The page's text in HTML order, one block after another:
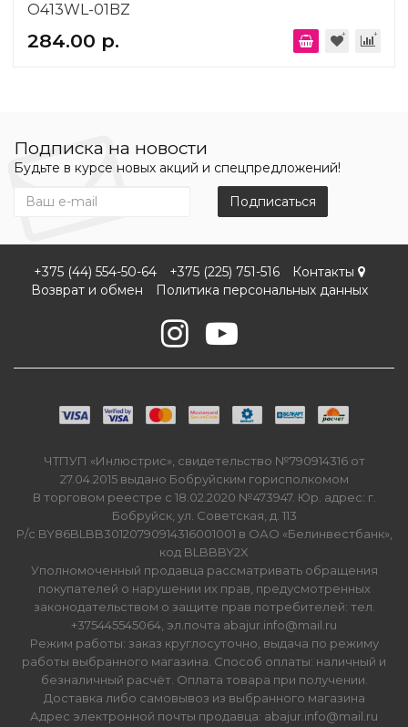
O413WL-01BZ
284.00 р.
Подписка на новости
Будьте в курсе новых акций и спецпредложений!
Подписаться
+375 (44) 554-50-64 +375 (225) 751-516
Контакты
Возврат и обмен
Политика персональных данных
ЧТПУП «Инлюстрис», свидетельство №790914316 от
27.04.2015 выдано Бобруйским горисполкомом
В торговом реестре с 18.02.2020 №473947. Юр. адрес: г.
Бобруйск, ул. Советская, д. 113
Р/с BY86BLBB30120790914316001001 в ОАО «Белинвестбанк»,
код BLBBBY2X
Уполномоченный продавца рассматривать обращения
покупателей о нарушении их прав, предусмотренных
законодательством о защите прав потребителей: тел.
+375445545064, эл.почта abajur.info@mail.ru
Режим работы: заказ круглосуточно, выдача по режиму
работы выбранного магазина. Способ оплаты: наличный и
безналичный расчёт. Оплата товара при получении.
Доставка либо самовывоз из выбранного магазина
Адрес электронной почты продавца: abajur.info@mail.ru